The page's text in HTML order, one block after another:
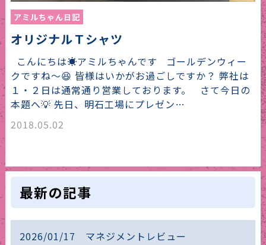
アミルちゃん日記
オリジナルＴシャツ
こんにちは☀アミルちゃんです ゴールデンウィー
クですね～😆 皆様はいかがお過ごしですか？ 弊社は
１・２日は通常通り営業しております。 さて今日の
本題へ💡 先日、明石工場にプレゼン…
2018.05.02
最新の記事
2026/01/17 マネジメントレビュー